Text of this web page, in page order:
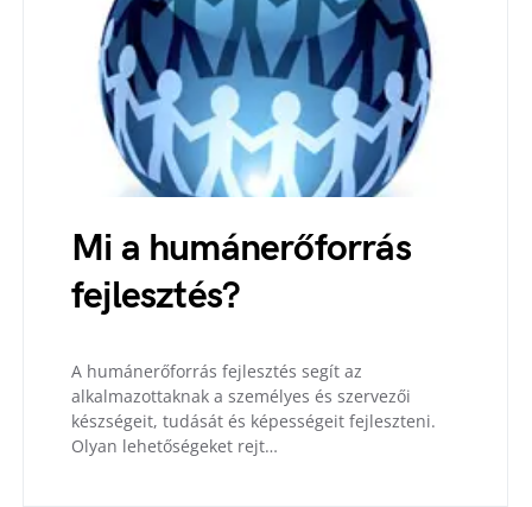
Mi a humánerőforrás
fejlesztés?
A humánerőforrás fejlesztés segít az
alkalmazottaknak a személyes és szervezői
készségeit, tudását és képességeit fejleszteni.
Olyan lehetőségeket rejt…